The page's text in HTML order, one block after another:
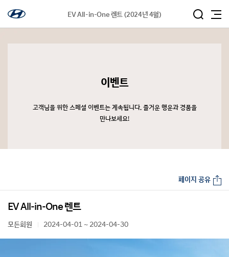
EV All-in-One 렌트 (2024년 4월)
이벤트
고객님을 위한 스페셜 이벤트는 계속됩니다. 즐거운 행운과 경품을
만나보세요!
EV All-in-One 렌트
모든회원 2024-04-01 ~ 2024-04-30
페이지 공유